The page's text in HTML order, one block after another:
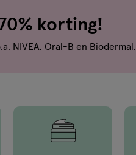
korting!
NIVEA, Oral-B en Biodermal.